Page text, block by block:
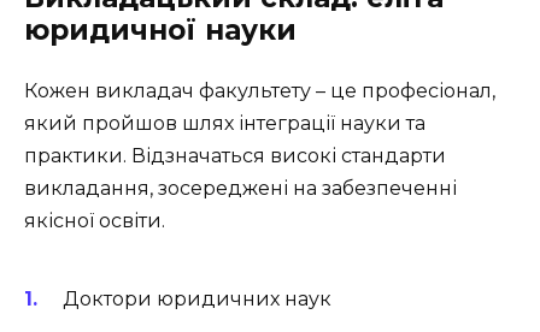
юридичної науки
Кожен викладач факультету – це професіонал,
який пройшов шлях інтеграції науки та
практики. Відзначаться високі стандарти
викладання, зосереджені на забезпеченні
якісної освіти.
Доктори юридичних наук